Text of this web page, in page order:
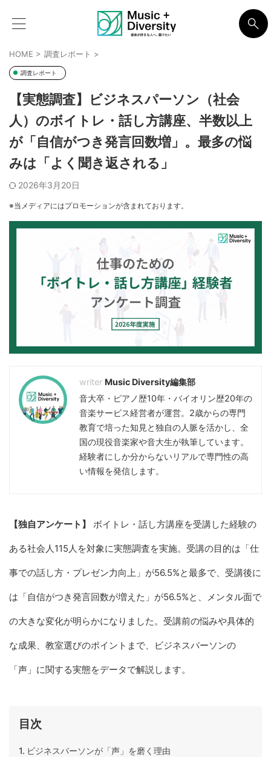
HOME > 調査レポート >
調査レポート
【実態調査】ビジネスパーソン（社会
人）のボイトレ・話し方講座、半数以上
が「自信がつき発言回数増」。最多の悩
みは「よく聞き返される」
2026年3月20日
※当メディアにはプロモーションが含まれております。
Music Diversity編集部
音大卒・ピアノ歴10年・バイオリン歴20年の
音楽サービス経営者が運営。2歳からの専門
教育で培った知見と独自の人脈を活かし、全
国の現役音楽家や音大生が執筆しています。
経験者にしか分からないリアルで専門性の高
い情報を発信します。
【独自アンケート】 ボイトレ・話し方講座を受講した経験の
ある社会人115人を対象に実態調査を実施。受講の目的は「仕
事での話し方・プレゼン力向上」が56.5%と最多で、受講後に
は「自信がつき発言回数が増えた」が56.5%と、メンタル面で
の大きな変化が明らかになりました。受講前の悩みや具体的
な成果、教室選びのポイントまで、ビジネスパーソンの
「声」に関する実態をデータで解説します。
目次
ビジネスパーソンが「声」を磨く理由